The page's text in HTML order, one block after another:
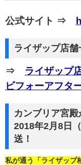
公式サイト ⇒
ライザップ店
⇒ ライザップ
ビフォーアフタ
カンブリア宮
2018年2月8日
送！
私が通う「ライザップ